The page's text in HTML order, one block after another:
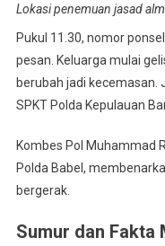
Lokasi penemuan jasad
Pukul 11.30, nomor
pesan. Keluarga mulai
berubah jadi kecemasan.
SPKT Polda Kepulauan
Kombes Pol Muhammad
Polda Babel,
bergerak.
Sumur dan Fakta